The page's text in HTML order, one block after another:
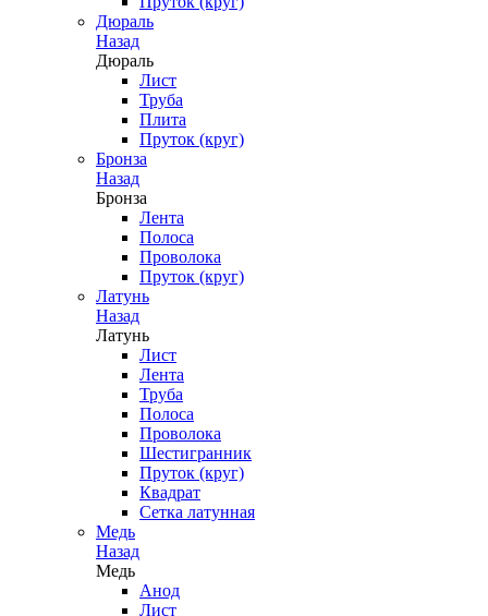
Дюраль
Назад
Дюраль
Лист
Труба
Плита
Пруток (круг)
Бронза
Назад
Бронза
Лента
Полоса
Проволока
Пруток (круг)
Латунь
Назад
Латунь
Лист
Лента
Труба
Полоса
Проволока
Шестигранник
Пруток (круг)
Квадрат
Сетка латунная
Медь
Назад
Медь
Анод
Лист